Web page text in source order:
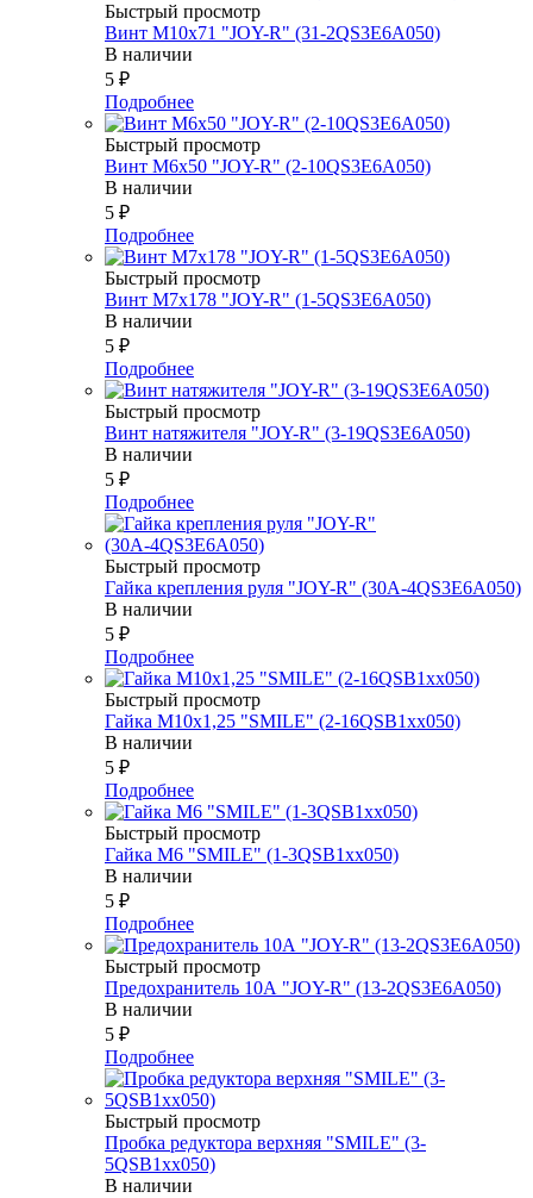
Быстрый просмотр
Винт М10х71 "JOY-R" (31-2QS3E6A050)
В наличии
5 ₽
Подробнее
Быстрый просмотр
Винт М6х50 "JOY-R" (2-10QS3E6A050)
В наличии
5 ₽
Подробнее
Быстрый просмотр
Винт М7х178 "JOY-R" (1-5QS3E6A050)
В наличии
5 ₽
Подробнее
Быстрый просмотр
Винт натяжителя "JOY-R" (3-19QS3E6A050)
В наличии
5 ₽
Подробнее
Быстрый просмотр
Гайка крепления руля "JOY-R" (30А-4QS3E6A050)
В наличии
5 ₽
Подробнее
Быстрый просмотр
Гайка М10х1,25 "SMILE" (2-16QSB1xx050)
В наличии
5 ₽
Подробнее
Быстрый просмотр
Гайка М6 "SMILE" (1-3QSB1xx050)
В наличии
5 ₽
Подробнее
Быстрый просмотр
Предохранитель 10А "JOY-R" (13-2QS3E6A050)
В наличии
5 ₽
Подробнее
Быстрый просмотр
Пробка редуктора верхняя "SMILE" (3-
5QSB1xx050)
В наличии